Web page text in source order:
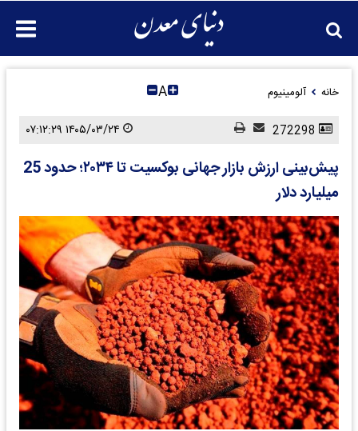
خانه آلومینیوم A
پیش‌بینی ارزش بازار جهانی بوکسیت تا ۲۰۳۴؛ حدود 25
میلیارد دلار